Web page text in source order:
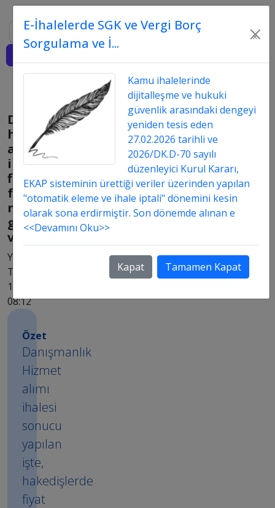
Ara
Danışmanlık
hizmet
alımı
ihalesinde
fiyat
farkı
neye
göre
verilir?
Yayın
Tarih:
18.12.2015
08:12
Özet
Danışmanlık
Hizmet
alımı
ihalesi
sonucu
yapılan
işte,
hakedişlerde
fiyat
E-İhalelerde SGK ve Vergi Borç
Sorgulama ve İ...
×
Kamu ihalelerinde
dijitalleşme ve hukuki
güvenlik arasındaki dengeyi
yeniden tesis eden
27.02.2026 tarihli ve
2026/DK.D-70 sayılı
düzenleyici Kurul Kararı,
EKAP sisteminin ürettiği veriler üzerinden yapılan
"otomatik eleme ve ihale iptali" dönemini kesin
olarak sona erdirmiştir. Son dönemde alınan e
<<Devamını Oku>>
Kapat Tamamen Kapat